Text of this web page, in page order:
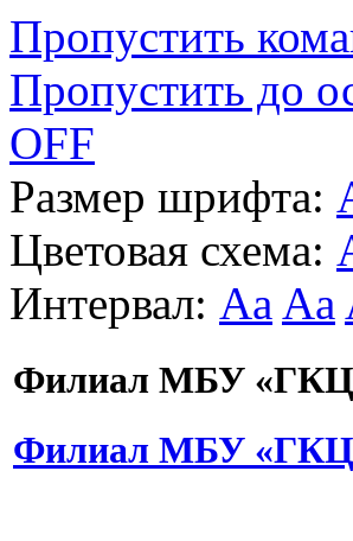
Пропустить
Пропустить до
OFF
Размер шрифта:
Цветовая схема:
Интервал: Aa Aa
Филиал МБУ
Филиал МБУ